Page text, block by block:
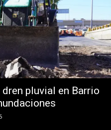
pluvial en Barrio